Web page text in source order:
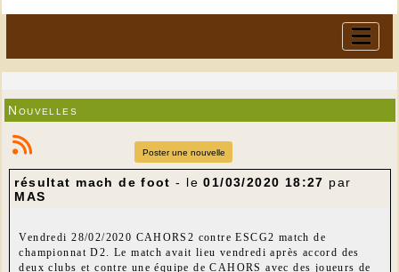
Nouvelles
Poster une nouvelle
résultat mach de foot - le01/03/2020 18:27 par
MAS
Vendredi 28/02/2020 CAHORS2 contre ESCG2 match de
championnat D2. Le match avait lieu vendredi après accord des
deux clubs et contre une équipe de CAHORS avec des joueurs de